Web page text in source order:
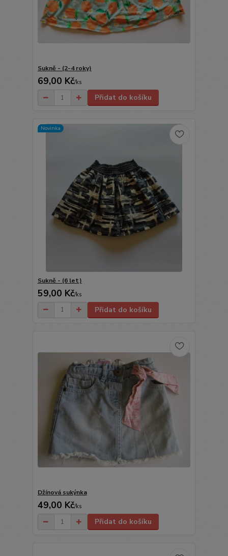
Sukně - (2-4 roky)
69,00 Kč/ks
Přidat do košíku
Novinka
Sukně - (6 let)
59,00 Kč/ks
Přidat do košíku
Džínová sukýnka
49,00 Kč/ks
Přidat do košíku